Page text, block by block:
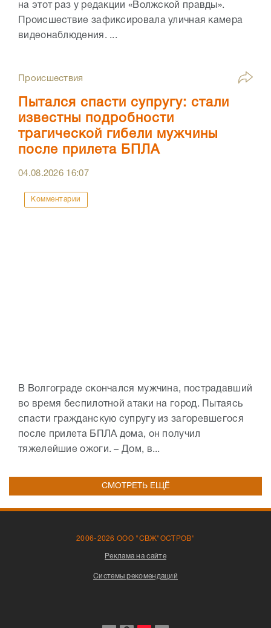
на этот раз у редакции «Волжской правды».
Происшествие зафиксировала уличная камера
видеонаблюдения. ...
Происшествия
Пытался спасти супругу: стали
известны подробности
трагической гибели мужчины
после прилета БПЛА
04.08.2026 16:07
Комментарии
В Волгограде скончался мужчина, пострадавший
во время беспилотной атаки на город. Пытаясь
спасти гражданскую супругу из загоревшегося
после прилета БПЛА дома, он получил
тяжелейшие ожоги. – Дом, в...
СМОТРЕТЬ ЕЩЁ
2006-2026 ООО "СВЖ"ОСТРОВ"
Реклама на сайте
Системы рекомендаций